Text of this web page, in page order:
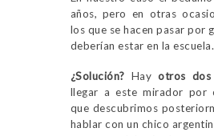
años, pero en otras
los que se hacen pasar por
deberían estar en la escuela.
¿Solución? Hay otros dos
llegar a este mirador por
que descubrimos
hablar con un chico